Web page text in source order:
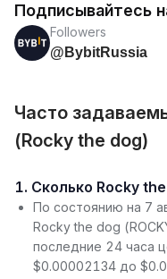
Подписывайтесь
Followers
@BybitRussia
Часто
(Rocky the dog)
1. Сколько Rocky
По состоянию на 7
Rocky the dog
последние 24 часа
$0.00002134 до